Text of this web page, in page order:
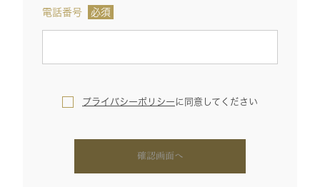
電話番号 必須
プライバシーポリシーに 同意してください
確認画面へ